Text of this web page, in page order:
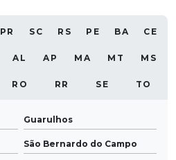
PR SC RS PE BA CE
AL AP MA MT MS
RO RR SE TO
Guarulhos
São Bernardo do Campo